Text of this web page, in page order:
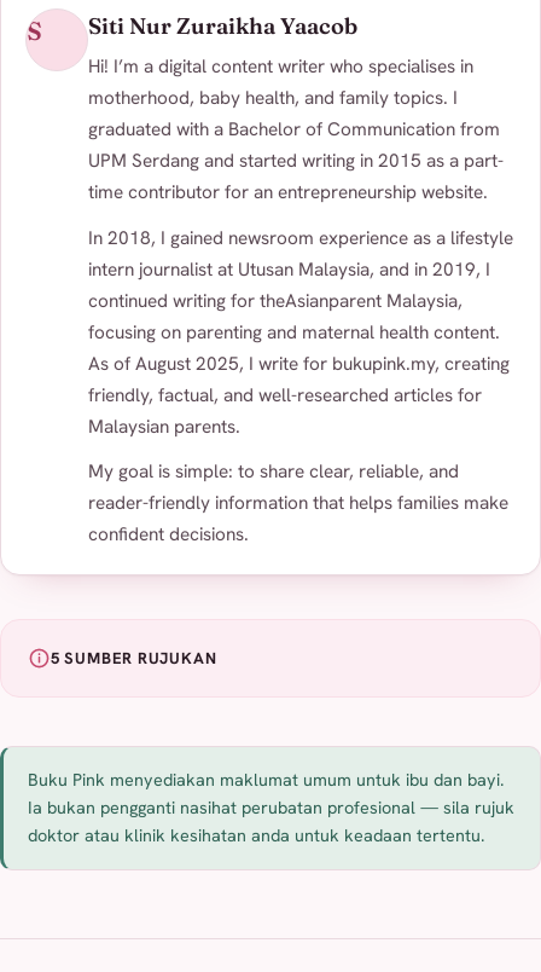
S Siti Nur Zuraikha Yaacob
Hi! I’m a digital content writer who specialises in
motherhood, baby health, and family topics. I
graduated with a Bachelor of Communication from
UPM Serdang and started writing in 2015 as a part-
time contributor for an entrepreneurship website.
In 2018, I gained newsroom experience as a lifestyle
intern journalist at Utusan Malaysia, and in 2019, I
continued writing for theAsianparent Malaysia,
focusing on parenting and maternal health content.
As of August 2025, I write for bukupink.my, creating
friendly, factual, and well-researched articles for
Malaysian parents.
My goal is simple: to share clear, reliable, and
reader-friendly information that helps families make
confident decisions.
5 SUMBER RUJUKAN
Buku Pink menyediakan maklumat umum untuk ibu dan bayi.
Ia bukan pengganti nasihat perubatan profesional — sila rujuk
doktor atau klinik kesihatan anda untuk keadaan tertentu.